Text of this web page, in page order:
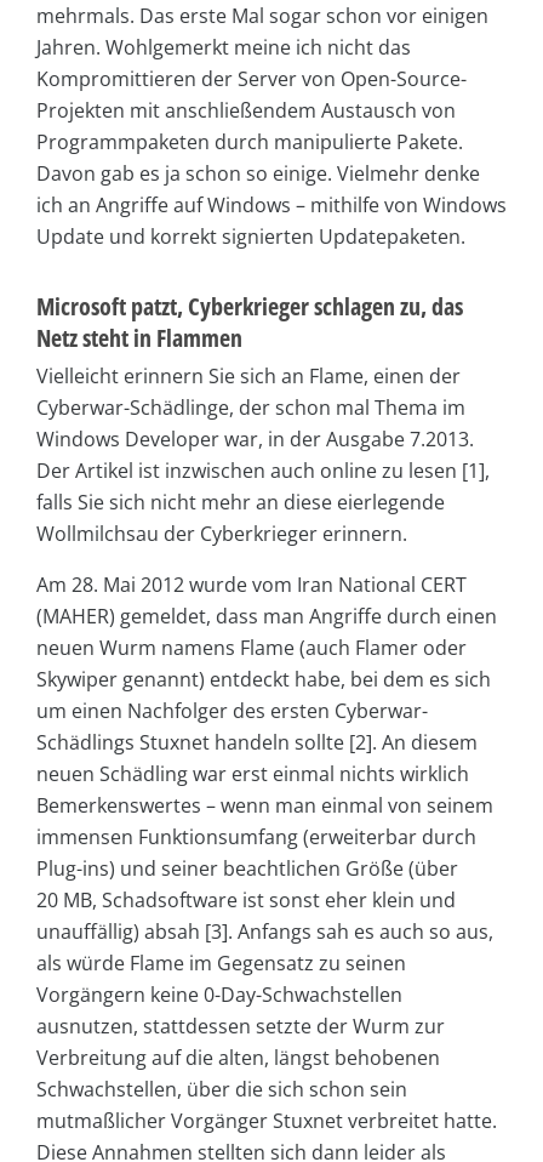
mehrmals. Das erste Mal sogar schon vor einigen
Jahren. Wohlgemerkt meine ich nicht das
Kompromittieren der Server von Open-Source-
Projekten mit anschließendem Austausch von
Programmpaketen durch manipulierte Pakete.
Davon gab es ja schon so einige. Vielmehr denke
ich an Angriffe auf Windows – mithilfe von Windows
Update und korrekt signierten Updatepaketen.
Microsoft patzt, Cyberkrieger schlagen zu, das
Netz steht in Flammen
Vielleicht erinnern Sie sich an Flame, einen der
Cyberwar-Schädlinge, der schon mal Thema im
Windows Developer war, in der Ausgabe 7.2013.
Der Artikel ist inzwischen auch online zu lesen [1],
falls Sie sich nicht mehr an diese eierlegende
Wollmilchsau der Cyberkrieger erinnern.
Am 28. Mai 2012 wurde vom Iran National CERT
(MAHER) gemeldet, dass man Angriffe durch einen
neuen Wurm namens Flame (auch Flamer oder
Skywiper genannt) entdeckt habe, bei dem es sich
um einen Nachfolger des ersten Cyberwar-
Schädlings Stuxnet handeln sollte [2]. An diesem
neuen Schädling war erst einmal nichts wirklich
Bemerkenswertes – wenn man einmal von seinem
immensen Funktionsumfang (erweiterbar durch
Plug-ins) und seiner beachtlichen Größe (über
20 MB, Schadsoftware ist sonst eher klein und
unauffällig) absah [3]. Anfangs sah es auch so aus,
als würde Flame im Gegensatz zu seinen
Vorgängern keine 0-Day-Schwachstellen
ausnutzen, stattdessen setzte der Wurm zur
Verbreitung auf die alten, längst behobenen
Schwachstellen, über die sich schon sein
mutmaßlicher Vorgänger Stuxnet verbreitet hatte.
Diese Annahmen stellten sich dann leider als